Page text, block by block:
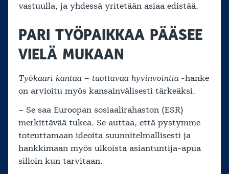
vastuulla, ja yhdessä yritetään asiaa edistää.
PARI TYÖPAIKKAA PÄÄSEE
VIELÄ MUKAAN
Työkaari kantaa – tuottavaa hyvinvointia-hanke
on arvioitu myös kansainvälisesti tärkeäksi.
– Se saa Euroopan sosiaalirahaston (ESR)
merkittävää tukea. Se auttaa, että pystymme
toteuttamaan ideoita suunnitelmallisesti ja
hankkimaan myös ulkoista asiantuntija-apua
silloin kun tarvitaan.